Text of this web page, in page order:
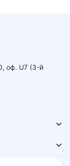
оф. U7 (3-й